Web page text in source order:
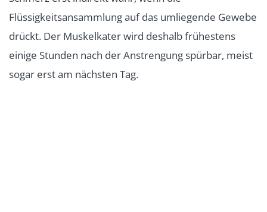
Flüssigkeitsansammlung auf das umliegende Gewebe
drückt. Der Muskelkater wird deshalb frühestens
einige Stunden nach der Anstrengung spürbar, meist
sogar erst am nächsten Tag.